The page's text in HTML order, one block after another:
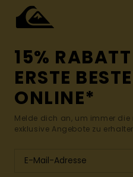
15%
ERSTE
ONLINE*
Melde dich an, um immer die
exklusive Angebote zu